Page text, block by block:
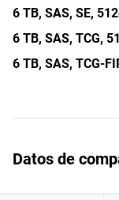
6 TB, SAS, SE,
6 TB, SAS, TCG,
6 TB, SAS, TCG-
Datos de